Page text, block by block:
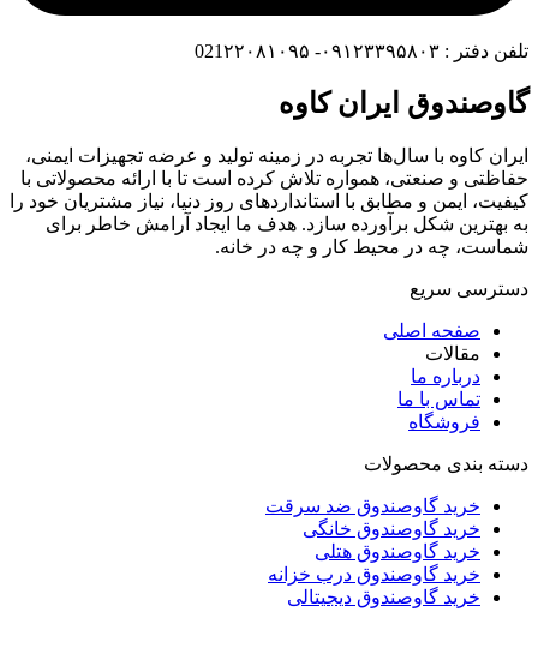
تلفن دفتر : ۰۹۱۲۳۳۹۵۸۰۳- 021۲۲۰۸۱۰۹۵
گاوصندوق ایران کاوه
ایران کاوه با سال‌ها تجربه در زمینه تولید و عرضه تجهیزات ایمنی،
حفاظتی و صنعتی، همواره تلاش کرده است تا با ارائه محصولاتی با
کیفیت، ایمن و مطابق با استانداردهای روز دنیا، نیاز مشتریان خود را
به بهترین شکل برآورده سازد. هدف ما ایجاد آرامش خاطر برای
شماست، چه در محیط کار و چه در خانه.
دسترسی سریع
صفحه اصلی
مقالات
درباره ما
تماس با ما
فروشگاه
دسته بندی محصولات
خرید گاوصندوق ضد سرقت
خرید گاوصندوق خانگی
خرید گاوصندوق هتلی
خرید گاوصندوق درب خزانه
خرید گاوصندوق دیجیتالی